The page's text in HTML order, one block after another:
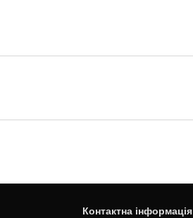
Контактна інформація